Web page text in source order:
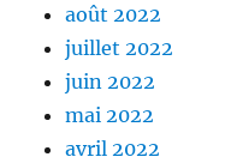
août 2022
juillet 2022
juin 2022
mai 2022
avril 2022